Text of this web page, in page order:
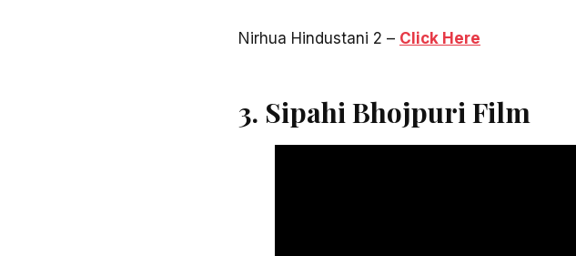
Nirhua Hindustani 2 – Click Here
3. Sipahi Bhojpuri Film